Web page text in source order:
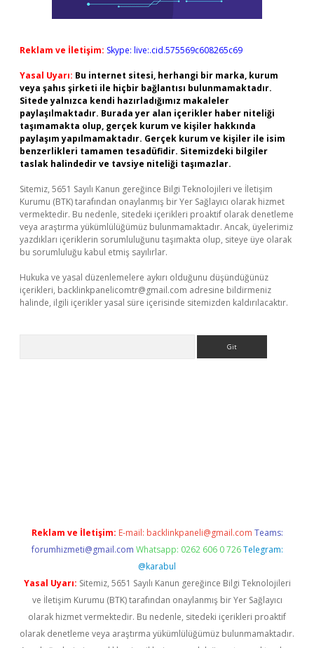
Reklam ve İletişim: Skype: live:.cid.575569c608265c69
Yasal Uyarı: Bu internet sitesi, herhangi bir marka, kurum
veya şahıs şirketi ile hiçbir bağlantısı bulunmamaktadır.
Sitede yalnızca kendi hazırladığımız makaleler
paylaşılmaktadır. Burada yer alan içerikler haber niteliği
taşımamakta olup, gerçek kurum ve kişiler hakkında
paylaşım yapılmamaktadır. Gerçek kurum ve kişiler ile isim
benzerlikleri tamamen tesadüfidir. Sitemizdeki bilgiler
taslak halindedir ve tavsiye niteliği taşımazlar.
Sitemiz, 5651 Sayılı Kanun gereğince Bilgi Teknolojileri ve İletişim
Kurumu (BTK) tarafından onaylanmış bir Yer Sağlayıcı olarak hizmet
vermektedir. Bu nedenle, sitedeki içerikleri proaktif olarak denetleme
veya araştırma yükümlülüğümüz bulunmamaktadır. Ancak, üyelerimiz
yazdıkları içeriklerin sorumluluğunu taşımakta olup, siteye üye olarak
bu sorumluluğu kabul etmiş sayılırlar.
Hukuka ve yasal düzenlemelere aykırı olduğunu düşündüğünüz
içerikleri, backlinkpanelicomtr@gmail.com adresine bildirmeniz
halinde, ilgili içerikler yasal süre içerisinde sitemizden kaldırılacaktır.
Reklam ve İletişim: E-mail: backlinkpaneli@gmail.com Teams:
forumhizmeti@gmail.com Whatsapp: 0262 606 0 726 Telegram:
@karabul
Yasal Uyarı: Sitemiz, 5651 Sayılı Kanun gereğince Bilgi Teknolojileri
ve İletişim Kurumu (BTK) tarafından onaylanmış bir Yer Sağlayıcı
olarak hizmet vermektedir. Bu nedenle, sitedeki içerikleri proaktif
olarak denetleme veya araştırma yükümlülüğümüz bulunmamaktadır.